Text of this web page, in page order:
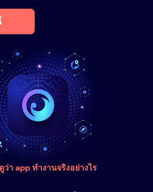
ดูว่า app ทำงานจริงอย่างไร